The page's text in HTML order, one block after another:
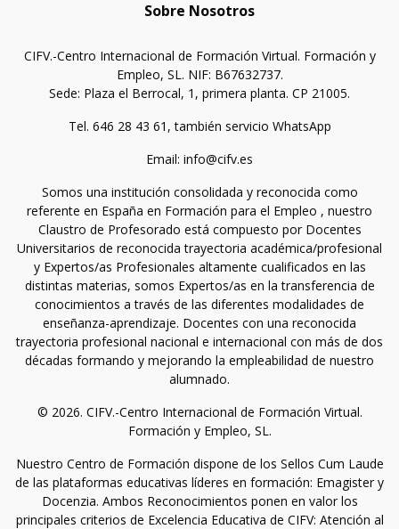
Sobre Nosotros
CIFV.-Centro Internacional de Formación Virtual. Formación y
Empleo, SL. NIF: B67632737.
Sede: Plaza el Berrocal, 1, primera planta. CP 21005.
Tel. 646 28 43 61, también servicio WhatsApp
Email: info@cifv.es
Somos una institución consolidada y reconocida como
referente en España en Formación para el Empleo , nuestro
Claustro de Profesorado está compuesto por Docentes
Universitarios de reconocida trayectoria académica/profesional
y Expertos/as Profesionales altamente cualificados en las
distintas materias, somos Expertos/as en la transferencia de
conocimientos a través de las diferentes modalidades de
enseñanza-aprendizaje. Docentes con una reconocida
trayectoria profesional nacional e internacional con más de dos
décadas formando y mejorando la empleabilidad de nuestro
alumnado.
© 2026. CIFV.-Centro Internacional de Formación Virtual.
Formación y Empleo, SL.
Nuestro Centro de Formación dispone de los Sellos Cum Laude
de las plataformas educativas líderes en formación: Emagister y
Docenzia. Ambos Reconocimientos ponen en valor los
principales criterios de Excelencia Educativa de CIFV: Atención al